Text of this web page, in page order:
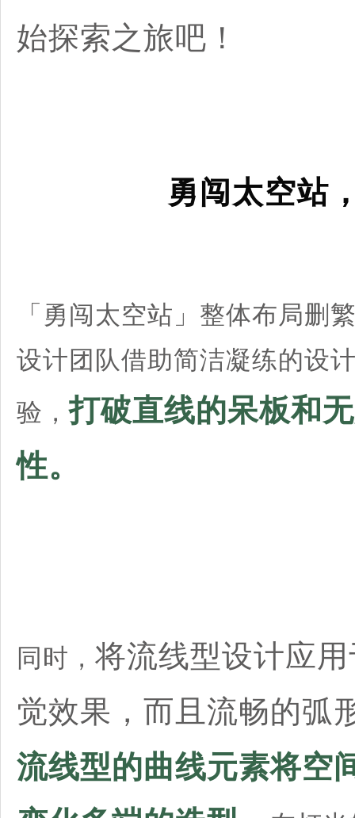
始探索之旅吧！
勇闯太空站
「勇闯太空站」整体布局删
设计团队借助简洁凝练的设
验，打破直线的呆板和
性。
同时， 将流线型设计应
觉效果，而且流畅的弧
流线型的曲线元素将空